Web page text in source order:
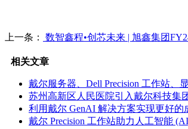
上一条： 数智鑫程•创芯未来 | 旭鑫集团
相关文章
戴尔服务器、Dell Precision 工作站、
苏州高新区人民医院引入戴尔科技集
利用戴尔 GenAI 解决方案实现更好的
戴尔 Precision 工作站助力人工智能